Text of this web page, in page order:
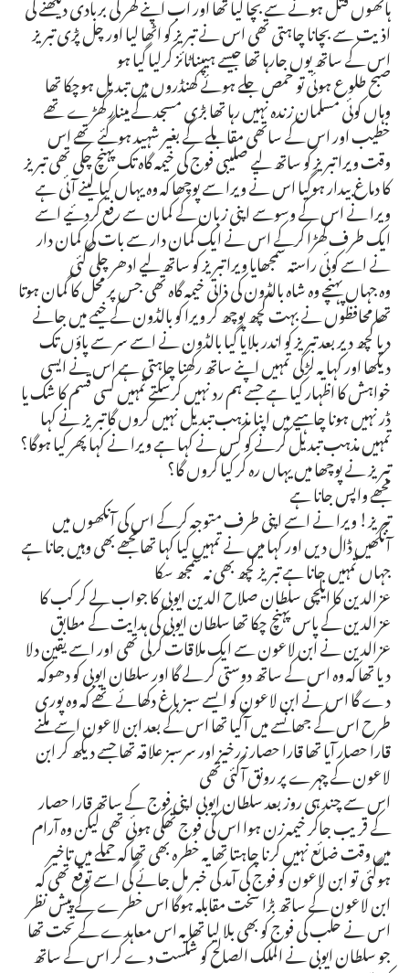
اذیت سے بچانا چاہتی تھی اس نے تبریز کو اٹھا لیا اور چل پڑی تبریز
اس کے ساتھ یوں جارہا تھا جیسے ہیپناٹائز کرلیا گیا ہو
صبح طلوع ہوئی تو حمص جلے ہوئے کھنڈروں میں تبدیل ہوچکا تھا
وہاں کوئی مسلمان زندہ نہیں رہا تھا بڑی مسجد کے مینار کھڑے تھے
خطیب اور اس کے ساتھی مقابلے کے بغیر شہید ہوگئے تھے اس
وقت ویرا تبریز کو ساتھ لیے صلیبی فوج کی خیمہ گاہ تک پہنچ چکی تھی تبریز
کا دماغ بیدار ہوگیا اس نے ویرا سے پوچھا کہ وہ یہاں کیا لینے آئی ہے
ویرا نے اس کے وسوسے اپنی زبان کے کمان سے رفع کردئیے اسے
ایک طرف کھڑا کرکے اس نے ایک کمان دار سے بات کی کمان دار
نے اسے کوئی راستہ سمجھایا ویرا تبریز کو ساتھ لیے ادھر چلی گئی
وہ جہاں پہنچے وہ شاہ بالڈون کی ذاتی خیمہ گاہ تھی جس پر محل کا گمان ہوتا
تھا محافظوں نے بہت کچھ پوچھ کر ویرا کو بالڈون کے خیمے میں جانے
دیا کچھ دیر بعد تبریز کو اندر بلایا گیا بالڈون نے اسے سر سے پاؤں تک
دیکھا اور کہا یہ لڑکی تمہیں اپنے ساتھ رکھنا چاہتی ہے اس نے ایسی
خواہش کا اظہار کیا ہے جسے ہم رد نہیں کرسکتے تمہیں کسی قسم کا شک یا
ڈر نہیں ہونا چاہیے میں اپنا مذہب تبدیل نہیں کروں گا تبریز نے کہا
تمہیں مذہب تبدیل کرنے کو کس نے کہا ہے ویرا نے کہا پھر کیا ہوگا؟
تبریز نے پوچھا میں یہاں رہ کر کیا کروں گا؟
مجھے واپس جانا ہے
تبریز! ویرا نے اسے اپنی طرف متوجہ کرکے اس کی آنکھوں میں
آنکھیں ڈال دیں اور کہا میں نے تمہیں کیا کہا تھا مجھے بھی وہیں جانا ہے
جہاں تمہیں جانا ہے تبریز کچھ بھی نہ سمجھ سکا
عزالدین کا ایلچی سلطان صلاح الدین ایوبی کا جواب لے کر کب کا
عزالدین کے پاس پہنچ چکا تھا سلطان ایوبی کی ہدایت کے مطابق
عزالدین نے ابن لاعون سے ایک ملاقات کرلی تھی اور اسے یقین دلا
دیا تھا کہ وہ اس کے ساتھ دوستی کر لے گا اور سلطان ایوبی کو دھوکہ
دے گا اس نے ابن لاعون کو ایسے سبز باغ دکھائے تھے کہ وہ پوری
طرح اس کے جھانسے میں آگیا تھا اس کے بعد ابن لاعون اسے ملنے
قارا حصار آیا تھا قارا حصار زرخیز اور سرسبز علاقہ تھا جسے دیکھ کر ابن
لاعون کے چہرے پر رونق آگئی تھی
اس سے چند ہی روز بعد سلطان ایوبی اپنی فوج کے ساتھ قارا حصار
کے قریب جاکر خیمہ زن ہوا اس کی فوج تھکی ہوئی تھی لیکن وہ آرام
میں وقت ضائع نہیں کرنا چاہتا تھا یہ خطرہ بھی تھا کہ حملے میں تاخیر
ہوگئی تو ابن لاعون کو فوج کی آمد کی خبر مل جائے گی اسے توقع تھی کہ
ابن لاعون کے ساتھ بڑا سخت مقابلہ ہوگا اس خطرے کے پیش نظر
اس نے حلب کی فوج کو بھی بلا لیا تھا یہ اس معاہدے کے تحت تھا
جو سلطان ایوبی نے الملک الصالح کو شکست دے کر اس کے ساتھ